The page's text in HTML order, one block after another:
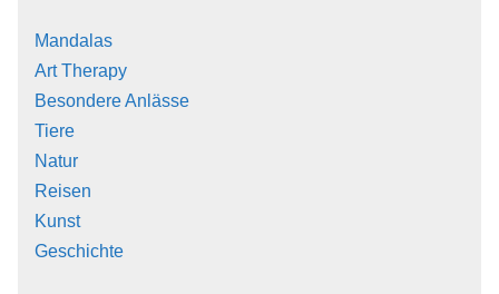
Mandalas
Art Therapy
Besondere Anlässe
Tiere
Natur
Reisen
Kunst
Geschichte